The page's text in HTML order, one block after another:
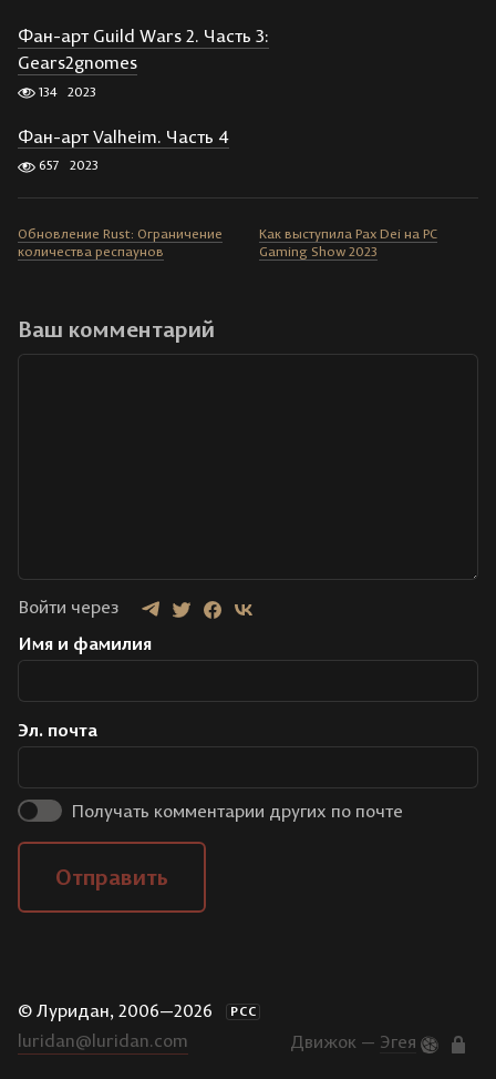
Фан-арт Guild Wars 2. Часть 3:
Gears2gnomes
134 2023
Фан-арт Valheim. Часть 4
657 2023
Обновление Rust: Ограничение
количества респаунов
Как выступила Pax Dei на PC
Gaming Show 2023
Ваш комментарий
Войти через
Имя и фамилия
Эл. почта
Получать комментарии других по почте
Отправить
© Луридан, 2006—2026 РСС
luridan@luridan.com Движок — Эгея